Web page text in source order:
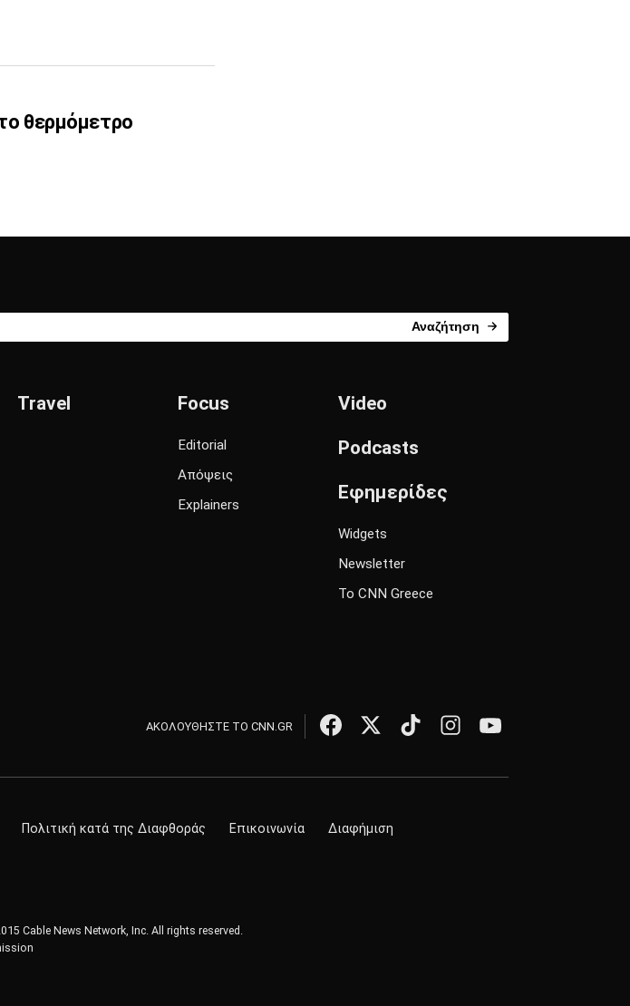
θερμόμετρο
Αναζήτηση
Travel Focus
Editorial
Απόψεις
Explainers
Video
Podcasts
Εφημερίδες
Widgets
Newsletter
Το CNN Greece
ΑΚΟΛΟΥΘΗΣΤΕ ΤΟ CNN.GR
Πολιτική κατά της Διαφθοράς Επικοινωνία Διαφήμιση
Cable News Network, Inc. All rights reserved.